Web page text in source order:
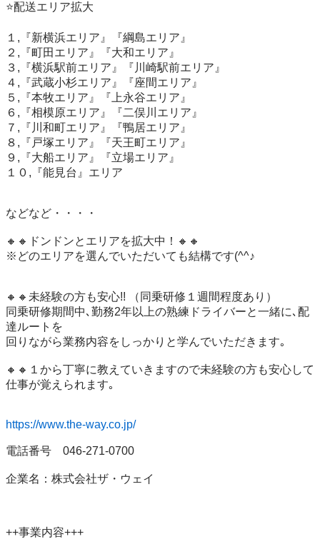
⭐️配送エリア拡大
１,『新横浜エリア』『綱島エリア』
２,『町田エリア』『大和エリア』
３,『横浜駅前エリア』『川崎駅前エリア』
４,『武蔵小杉エリア』『座間エリア』
５,『本牧エリア』『上永谷エリア』
６,『相模原エリア』『二俣川エリア』
７,『川和町エリア』『鴨居エリア』
８,『戸塚エリア』『天王町エリア』
９,『大船エリア』『立場エリア』
１０,『能見台』エリア
などなど・・・・
🔸🔸ドンドンとエリアを拡大中！🔸🔸
※どのエリアを選んでいただいても結構です(^^♪
🔸🔸未経験の方も安心!! （同乗研修１週間程度あり）
同乗研修期間中､勤務2年以上の熟練ドライバーと一緒に､配
達ルートを
回りながら業務内容をしっかりと学んでいただきます｡
🔸🔸１から丁寧に教えていきますので未経験の方も安心して
仕事が覚えられます｡
https://www.the-way.co.jp/
電話番号　046-271-0700
企業名：株式会社ザ・ウェイ
++事業内容+++